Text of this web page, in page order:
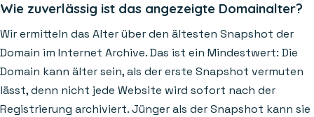
Wie zuverlässig ist das angezeigte Domainalter?
Wir ermitteln das Alter über den ältesten Snapshot der
Domain im Internet Archive. Das ist ein Mindestwert: Die
Domain kann älter sein, als der erste Snapshot vermuten
lässt, denn nicht jede Website wird sofort nach der
Registrierung archiviert. Jünger als der Snapshot kann sie